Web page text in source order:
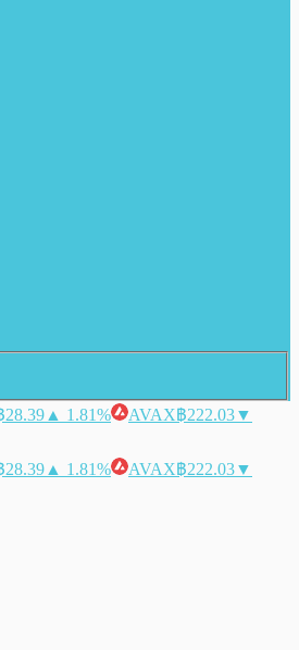
28.39 ▲ 1.81% AVAX฿222.03▼
28.39 ▲ 1.81% AVAX฿222.03▼